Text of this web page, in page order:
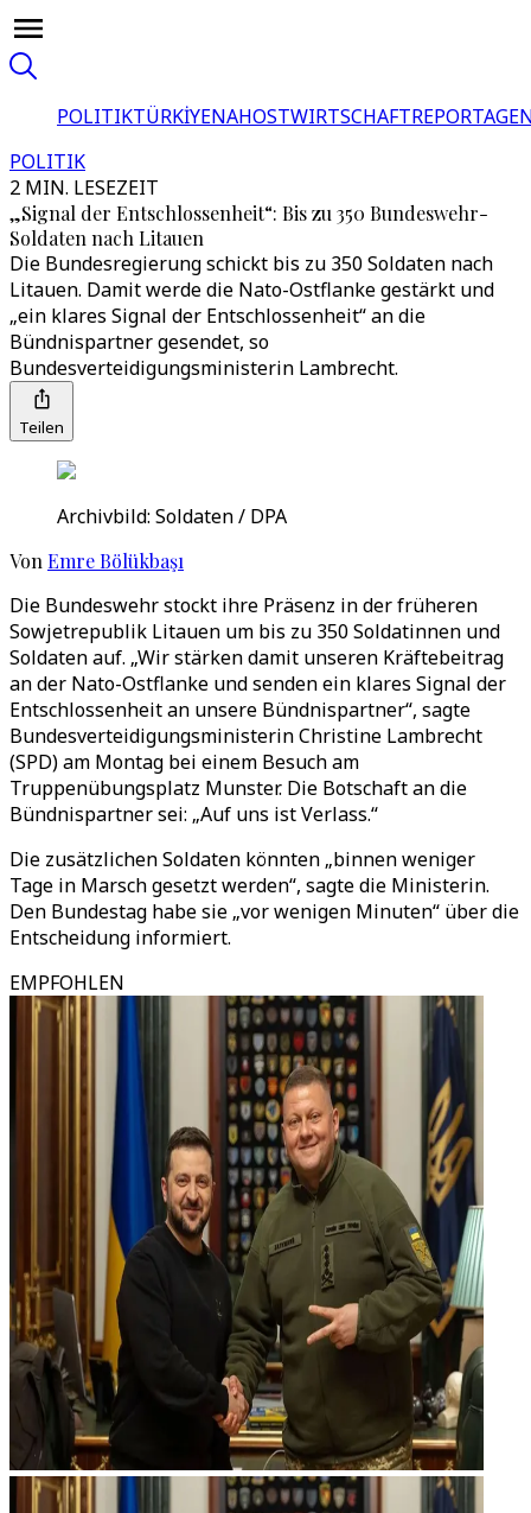
POLITIKTÜRKİYENAHOSTWIRTSCHAFT
POLITIK
2 MIN. LESEZEIT
„Signal der Entschlossenheit“: Bis zu 350 Bundeswehr-
Soldaten nach Litauen
Die Bundesregierung schickt bis zu 350 Soldaten nach
Litauen. Damit werde die Nato-Ostflanke gestärkt und
„ein klares Signal der Entschlossenheit“ an die
Bündnispartner gesendet, so
Bundesverteidigungsministerin Lambrecht.
Teilen
Archivbild: Soldaten / DPA
Von Emre Bölükbaşı
Die Bundeswehr stockt ihre Präsenz in der früheren
Sowjetrepublik Litauen um bis zu 350 Soldatinnen und
Soldaten auf. „Wir stärken damit unseren Kräftebeitrag
an der Nato-Ostflanke und senden ein klares Signal der
Entschlossenheit an unsere Bündnispartner“, sagte
Bundesverteidigungsministerin Christine Lambrecht
(SPD) am Montag bei einem Besuch am
Truppenübungsplatz Munster. Die Botschaft an die
Bündnispartner sei: „Auf uns ist Verlass.“
Die zusätzlichen Soldaten könnten „binnen weniger
Tage in Marsch gesetzt werden“, sagte die Ministerin.
Den Bundestag habe sie „vor wenigen Minuten“ über die
Entscheidung informiert.
EMPFOHLEN